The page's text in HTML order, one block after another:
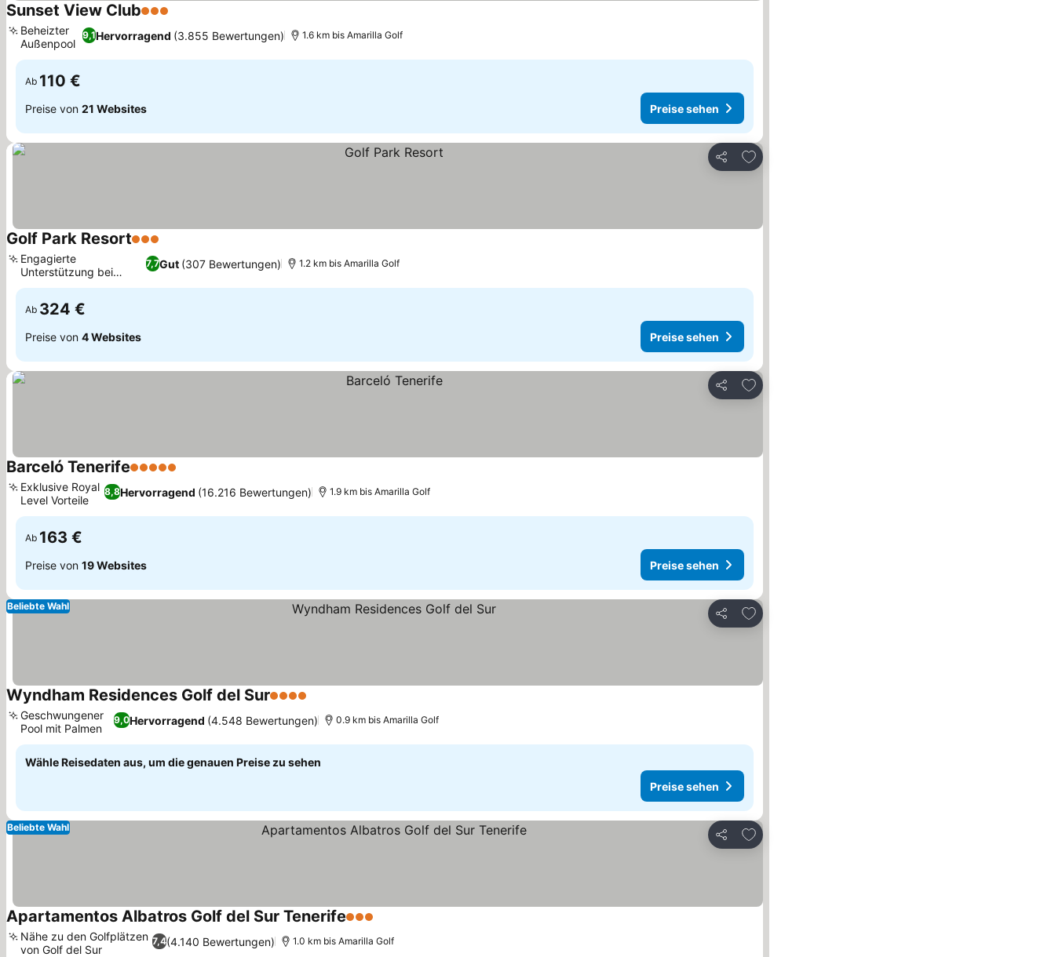
Sunset View Club3 Sterne
9,1Hervorragend (3.855 Bewertungen)
Beheizter
Außenpool
1.6 km bis Amarilla Golf
Ab 110 €
Preise von 21 Websites Preise sehen
Teilen
Zu Favoriten hinzufügen
Golf Park Resort3 Sterne
7,7Gut (307 Bewertungen)
Engagierte
Unterstützung bei
Ausflügen
1.2 km bis Amarilla Golf
Ab 324 €
Preise von 4 Websites Preise sehen
Teilen
Zu Favoriten hinzufügen
Barceló Tenerife5 Sterne
8,8Hervorragend (16.216 Bewertungen)
Exklusive Royal
Level Vorteile
1.9 km bis Amarilla Golf
Ab 163 €
Preise von 19 Websites Preise sehen
Teilen
Zu Favoriten hinzufügen
Beliebte Wahl
Wyndham Residences Golf del Sur4 Sterne
9,0Hervorragend (4.548 Bewertungen)
Geschwungener
Pool mit Palmen
0.9 km bis Amarilla Golf
Wähle Reisedaten aus, um die genauen Preise zu sehen
Preise sehen
Teilen
Zu Favoriten hinzufügen
Beliebte Wahl
Apartamentos Albatros Golf del Sur Tenerife3 Sterne
7,4(4.140 Bewertungen)
Nähe zu den Golfplätzen
von Golf del Sur
1.0 km bis Amarilla Golf